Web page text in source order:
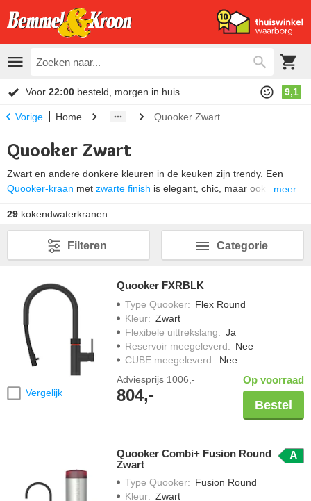
Voor 22:00 besteld, morgen in huis 9,1
Vorige Home Quooker Zwart
Quooker Zwart
Zwart en andere donkere kleuren in de keuken zijn trendy. Een
Quooker-kraan met zwarte finish is elegant, chic, maar ook
Flex,Fusion squareen
Combineer jouw keuze met de in zwart uitgevoerde Quooker
zeeppompvoor een extra blikvanger op jouw aanrecht.
meer...
29 kokendwaterkranen
Categorie
Filteren
Vergelijk
Quooker FXRBLK
Type Quooker: Flex Round
Kleur: Zwart
Flexibele uittrekslang: Ja
Reservoir meegeleverd: Nee
CUBE meegeleverd: Nee
Adviesprijs 1006,-
804,-
Op voorraad
Bestel
Quooker Combi+ Fusion Round
Zwart
A
Type Quooker: Fusion Round
Kleur: Zwart